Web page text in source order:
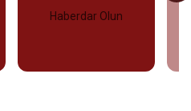
Haberdar Olun